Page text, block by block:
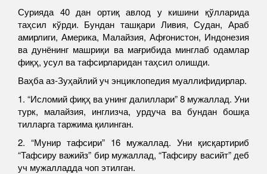
Сурияда 40 дан ортиқ авлод у кишини қўлларида
таҳсил кўрди. Бундан ташқари Ливия, Судан, Араб
амирлиги, Америка, Малайзия, Афғонистон, Индонезия
ва дунёнинг машриқи ва мағрибида минглаб одамлар
фиқҳ, усул ва тафсирларидан таҳсил олишди.
Ваҳба аз-Зуҳайлий уч энциклопедия муаллифидирлар.
1. “Исломий фиқҳ ва унинг далиллари” 8 мужаллад. Уни
турк, малайзия, инглизча, урдуча ва бундан бошқа
тилларга таржима қилинган.
2. “Мунир тафсири” 16 мужаллад. Уни қисқартириб
“Тафсиру важийз” бир мужаллад, “Тафсиру васийт” деб
уч мужалладда чоп этилган.